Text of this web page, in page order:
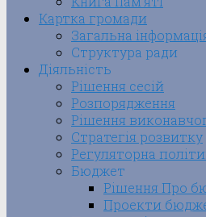
Картка громади
Загальна
Структура ради
Діяльність
Рішення сесій
Розпорядження
Рішення
Стратегія розвитку
Регуляторна
Бюджет
Рішення Про
Проекти